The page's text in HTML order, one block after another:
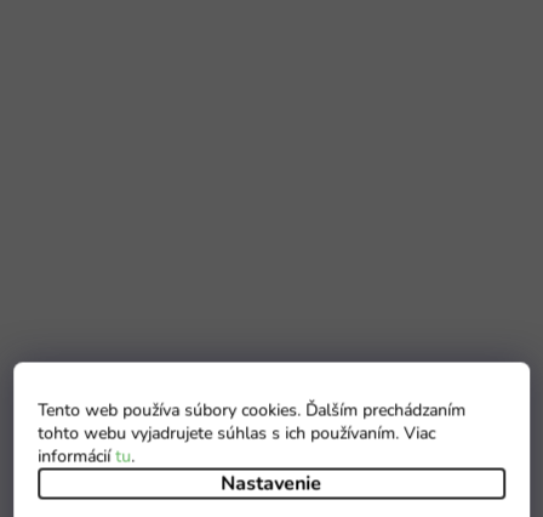
Tento web používa súbory cookies. Ďalším prechádzaním
tohto webu vyjadrujete súhlas s ich používaním. Viac
informáciítu.
Nastavenie